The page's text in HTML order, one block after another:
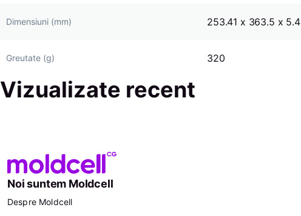
Dimensiuni (mm) 253.41 x 363.5 x 5.4
Greutate (g) 320
Vizualizate recent
Noi suntem Moldcell
Despre Moldcell